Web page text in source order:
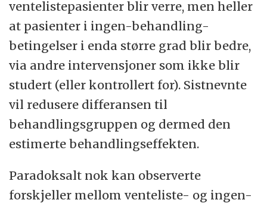
ventelistepasienter blir verre, men heller
at pasienter i ingen-behandling-
betingelser i enda større grad blir bedre,
via andre intervensjoner som ikke blir
studert (eller kontrollert for). Sistnevnte
vil redusere differansen til
behandlingsgruppen og dermed den
estimerte behandlingseffekten.
Paradoksalt nok kan observerte
forskjeller mellom venteliste- og ingen-